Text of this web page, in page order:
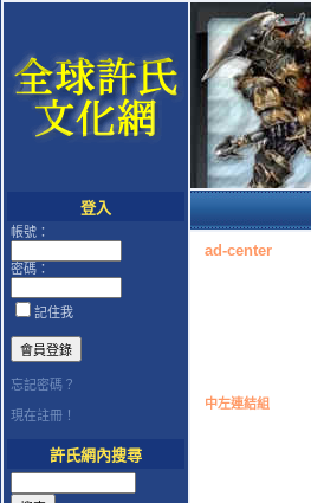
登入
帳號：
密碼：
記住我
忘記密碼？
現在註冊！
許氏網內搜尋
ad-center
中左連結組